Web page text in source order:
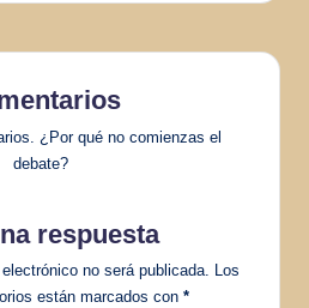
¿Por qué no comienzas el
debate?
respuesta
no será publicada. Los
están marcados con *